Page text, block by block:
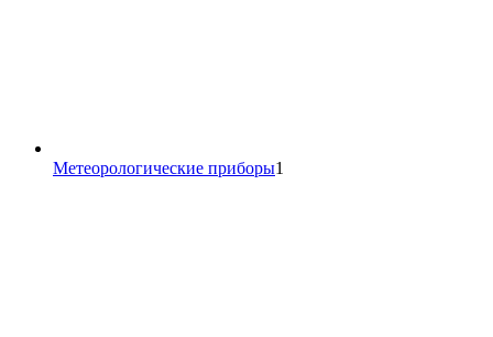
Метеорологические приборы1